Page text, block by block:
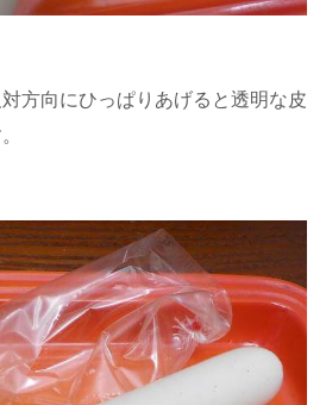
方向にひっぱりあげると透明な皮